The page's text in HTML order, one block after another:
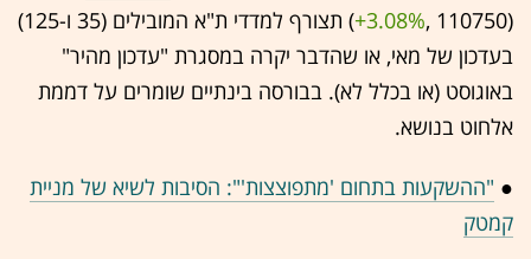
(110750 ,‎
+3.08%
‏) תצורף למדדי ת"א המובילים (35 ו-125)
בעדכון של מאי, או שהדבר יקרה במסגרת "עדכון מהיר"
באוגוסט (או בכלל לא). בבורסה בינתיים שומרים על דממת
אלחוט בנושא.
● "ההשקעות בתחום 'מתפוצצות'": הסיבות לשיא של מניית
קמטק